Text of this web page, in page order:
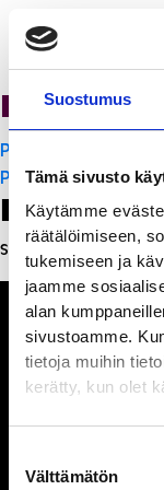
Suostumus
Tämä sivusto
Käytämme
räätälöimiseen,
tukemiseen ja
jaamme
alan
sivustoamme.
tietoja muihin
kerätty, kun olet
valinta
Välttämätön
selaus
PanchoVilla
PanchoVilla
Leave
Sinun täytyy kirjautua